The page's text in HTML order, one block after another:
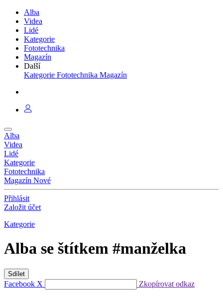
Alba
Videa
Lidé
Kategorie
Fototechnika
Magazín
Další
Kategorie Fototechnika Magazín
Alba
Videa
Lidé
Kategorie
Fototechnika
Magazín Nové
Přihlásit
Založit účet
Kategorie
Alba se štítkem #manželka
Sdílet
Facebook X Zkopírovat odkaz